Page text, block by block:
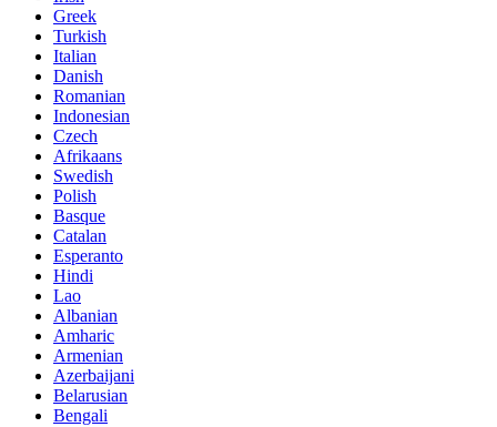
Greek
Turkish
Italian
Danish
Romanian
Indonesian
Czech
Afrikaans
Swedish
Polish
Basque
Catalan
Esperanto
Hindi
Lao
Albanian
Amharic
Armenian
Azerbaijani
Belarusian
Bengali